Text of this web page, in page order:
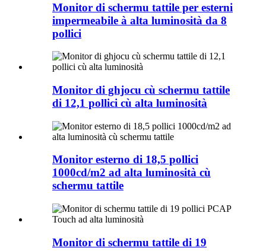
Monitor di schermu tattile per esterni
impermeabile à alta luminosità da 8
pollici
Monitor di ghjocu cù schermu tattile
di 12,1 pollici cù alta luminosità
Monitor esterno di 18,5 pollici
1000cd/m2 ad alta luminosità cù
schermu tattile
Monitor di schermu tattile di 19